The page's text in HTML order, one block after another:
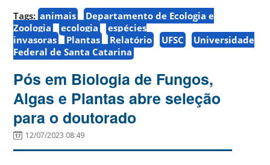
Tags: animais
Departamento de Ecologia e
Zoologia
ecologia
espécies
invasoras
Plantas Relatório UFSC
Universidade
Federal de Santa Catarina
Pós em Biologia de Fungos,
Algas e Plantas abre seleção
para o doutorado
12/07/2023 08:49